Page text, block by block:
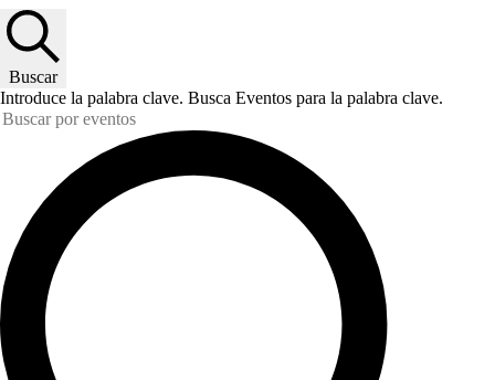
Buscar
Introduce la palabra clave. Busca Eventos para la palabra clave.